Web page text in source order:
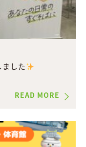
ました
READ MORE